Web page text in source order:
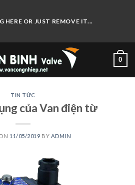
HERE OR JUST REMOVE IT...
0
TIN TỨC
của Van điện từ
11/05/2019 BY ADMIN